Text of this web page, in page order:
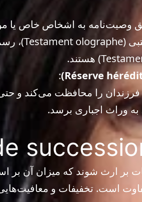
وصیت‌نامه به اشخاص خاص یا
:
فرزندان را محافظت می‌کند و
وراث اجباری برسد.
بر ارث شوند که میزان آن بر
است. تخفیفات و